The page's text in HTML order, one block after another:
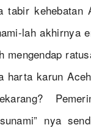
tabir
lah akhirnya
mengendap
harta karun
nya